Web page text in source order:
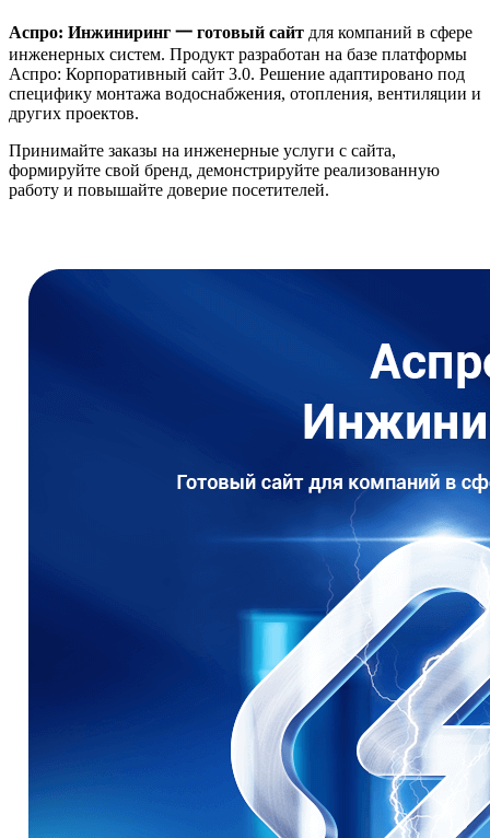
Аспро: Инжиниринг 一 готовый сайт для компаний в сфере
инженерных систем. Продукт разработан на базе платформы
Аспро: Корпоративный сайт 3.0. Решение адаптировано под
специфику монтажа водоснабжения, отопления, вентиляции и
других проектов.
Принимайте заказы на инженерные услуги с сайта,
формируйте свой бренд, демонстрируйте реализованную
работу и повышайте доверие посетителей.